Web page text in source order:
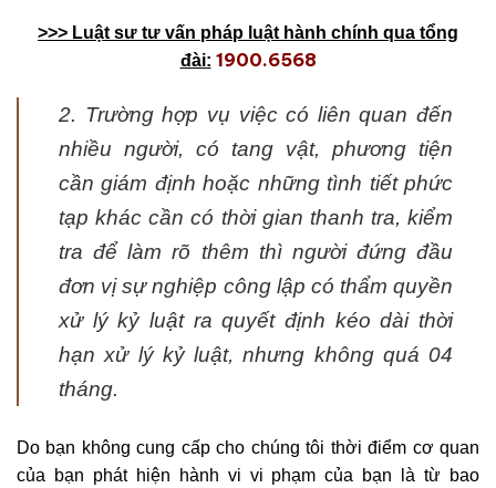
>>> Luật sư tư vấn pháp luật hành chính qua tổng
đài: 1900.6568
2. Trường hợp vụ việc có liên quan đến
nhiều người, có tang vật, phương tiện
cần giám định hoặc những tình tiết phức
tạp khác cần có thời gian thanh tra, kiểm
tra để làm rõ thêm thì người đứng đầu
đơn vị sự nghiệp công lập có thẩm quyền
xử lý kỷ luật ra quyết định kéo dài thời
hạn xử lý kỷ luật, nhưng không quá 04
tháng.
Do bạn không cung cấp cho chúng tôi thời điểm cơ quan
của bạn phát hiện hành vi vi phạm của bạn là từ bao